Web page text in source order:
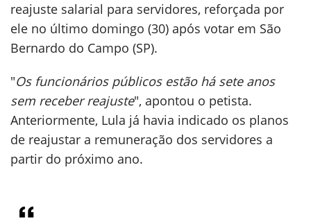
reajuste salarial para servidores, reforçada por
ele no último domingo (30) após votar em São
Bernardo do Campo (SP).
"Os funcionários públicos estão há sete anos
sem receber reajuste", apontou o petista.
Anteriormente, Lula já havia indicado os planos
de reajustar a remuneração dos servidores a
partir do próximo ano.